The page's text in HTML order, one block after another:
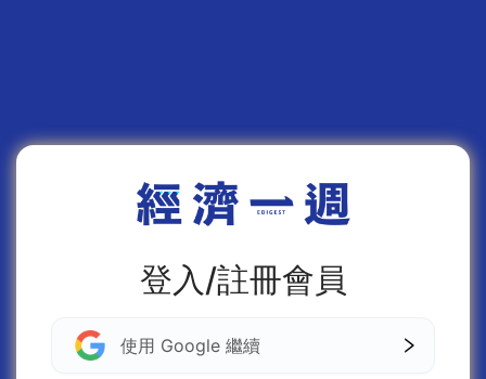
登入/註冊會員
使用 Google 繼續